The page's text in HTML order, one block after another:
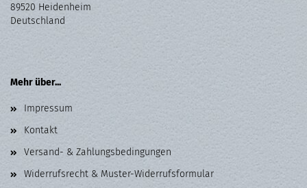
89520 Heidenheim
Deutschland
Mehr über...
Impressum
Kontakt
Versand- & Zahlungsbedingungen
Widerrufsrecht & Muster-Widerrufsformular